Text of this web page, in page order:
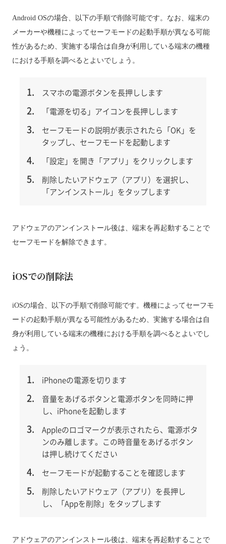
Android OSの場合、以下の手順で削除可能です。なお、端末の
メーカーや機種によってセーフモードの起動手順が異なる可能
性があるため、実施する場合は自身が利用している端末の機種
における手順を調べるとよいでしょう。
スマホの電源ボタンを長押しします
「電源を切る」アイコンを長押しします
セーフモードの説明が表示されたら「OK」を
タップし、セーフモードを起動します
「設定」を開き「アプリ」をクリックします
削除したいアドウェア（アプリ）を選択し、
「アンインストール」をタップします
アドウェアのアンインストール後は、端末を再起動することで
セーフモードを解除できます。
iOSでの削除法
iOSの場合、以下の手順で削除可能です。機種によってセーフモ
ードの起動手順が異なる可能性があるため、実施する場合は自
身が利用している端末の機種における手順を調べるとよいでし
ょう。
iPhoneの電源を切ります
音量をあげるボタンと電源ボタンを同時に押
し、iPhoneを起動します
Appleのロゴマークが表示されたら、電源ボタ
ンのみ離します。この時音量をあげるボタン
は押し続けてください
セーフモードが起動することを確認します
削除したいアドウェア（アプリ）を長押し
し、「Appを削除」をタップします
アドウェアのアンインストール後は、端末を再起動することで